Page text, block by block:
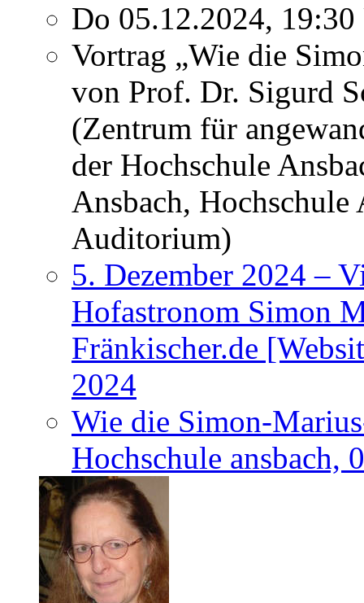
Do 05.12.2024,
Vortrag „Wie die
von Prof. Dr. Sigurd
(Zentrum für
der Hochschule
Ansbach, Hochschule
Auditorium)
5. Dezember 2024 –
Hofastronom Simon
Fränkischer.de
2024
Wie die Simon-
Hochschule ansbach,